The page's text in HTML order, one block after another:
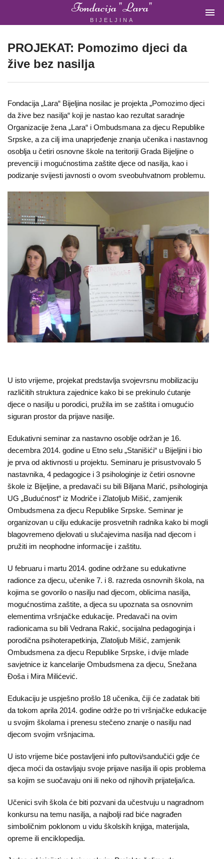
Fondacija "Lara"
BIJELJINA

ORGANIZACIJA
BIH
Fondacija
"Lara"
Bijeljina
Početna
O
Aktuelnosti
Mir
sa
ženskim
licem
Pravna
pomoć
Kampanje
Dokumenti
Javni
pozivi
English
Kontakt
PROJEKAT: Pomozimo djeci da
žive bez nasilja
Fondacija „Lara“ Bijeljina nosilac je projekta „Pomozimo djeci
da žive bez nasilja“ koji je nastao kao rezultat saradnje
Organizacije žena „Lara“ i Ombudsmana za djecu Republike
Srpske, a za cilj ima unaprjeđenje znanja učenika i nastavnog
osoblja u četiri osnovne škole na teritoriji Grada Bijeljine o
prevenciji i mogućnostima zaštite djece od nasilja, kao i
podizanje svijesti javnosti o ovom sveobuhvatnom problemu.
U isto vrijeme, projekat predstavlja svojevrsnu mobilizaciju
različitih struktura zajednice kako bi se prekinulo ćutanje
djece o nasilju u porodici, pružila im se zaštita i omugućio
siguran prostor da prijave nasilje.
Edukativni seminar za nastavno osoblje održan je 16.
decembra 2014. godine u Etno selu „Stanišići“ u Bijeljini i bio
je prva od aktivnosti u projektu. Seminaru je prisustvovalo 5
nastavnika, 4 pedagogice i 3 psihologinje iz četiri osnovne
škole iz Bijeljine, a predavači su bili Biljana Marić, psihologinja
UG „Budućnost“ iz Modriče i Zlatoljub Mišić, zamjenik
Ombudsmena za djecu Republike Srpske. Seminar je
organizovan u cilju edukacije prosvetnih radnika kako bi mogli
blagovremeno djelovati u slučajevima nasilja nad djecom i
pružiti im neophodne informacije i zaštitu.
U februaru i martu 2014. godine održane su edukativne
radionce za djecu, učenike 7. i 8. razreda osnovnih škola, na
kojima se govorilo o nasilju nad djecom, oblicima nasilja,
mogućnostima zaštite, a djeca su upoznata sa osnovnim
elementima vršnjačke edukacije. Predavači na ovim
radionicama su bili Vedrana Rakić, socijalna pedagoginja i
porodična psihoterapetkinja, Zlatoljub Mišić, zamjenik
Ombudsmena za djecu Republike Srpske, i dvije mlade
savjetnice iz kancelarije Ombudsmena za djecu, Snežana
Đoša i Mira Milićević.
Edukaciju je uspješno prošlo 18 učenika, čiji će zadatak biti
da tokom aprila 2014. godine održe po tri vršnjačke edukacije
u svojim školama i prenesu stečeno znanje o nasilju nad
djecom svojim vršnjacima.
U isto vrijeme biće postavljeni info pultovi/sandučići gdje će
djeca moći da ostavljaju svoje prijave nasilja ili opis problema
sa kojim se suočavaju oni ili neko od njihovih prijatelja/ica.
Učenici svih škola će biti pozvani da učestvuju u nagradnom
konkursu na temu nasilja, a najbolji rad biće nagrađen
simboličnim poklonom u vidu školskih knjiga, materijala,
opreme ili enciklopedija.